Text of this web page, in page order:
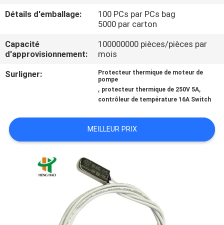
VISITE
CONTRÔLE
QUALITÉ
NOUVELLES
Détails d'emballage:
100 PCs par PCs bag
5000 par carton
Capacité
d'approvisionnement:
100000000 pièces/pièces par
mois
Surligner:
Protecteur thermique de moteur de
pompe
, protecteur thermique de 250V 5A,
contrôleur de température 16A Switch
MEILLEUR PRIX